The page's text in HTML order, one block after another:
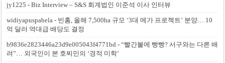
jy1225 -Biz Interview – S&S 회계법인 이준석 이사 인터뷰
widiyapuspabela - 빈홈, 올해 7,500ha 규모 ‘3대 메가 프로젝트’ 분양… 10
억 달러 역대급 배당도 결정
b9836e2823446a23d9e005043f4771bd -“빨간불에 빵빵? 서구와는 다른 배
려”… 외국인이 본 호찌민의 ‘경적 미학’